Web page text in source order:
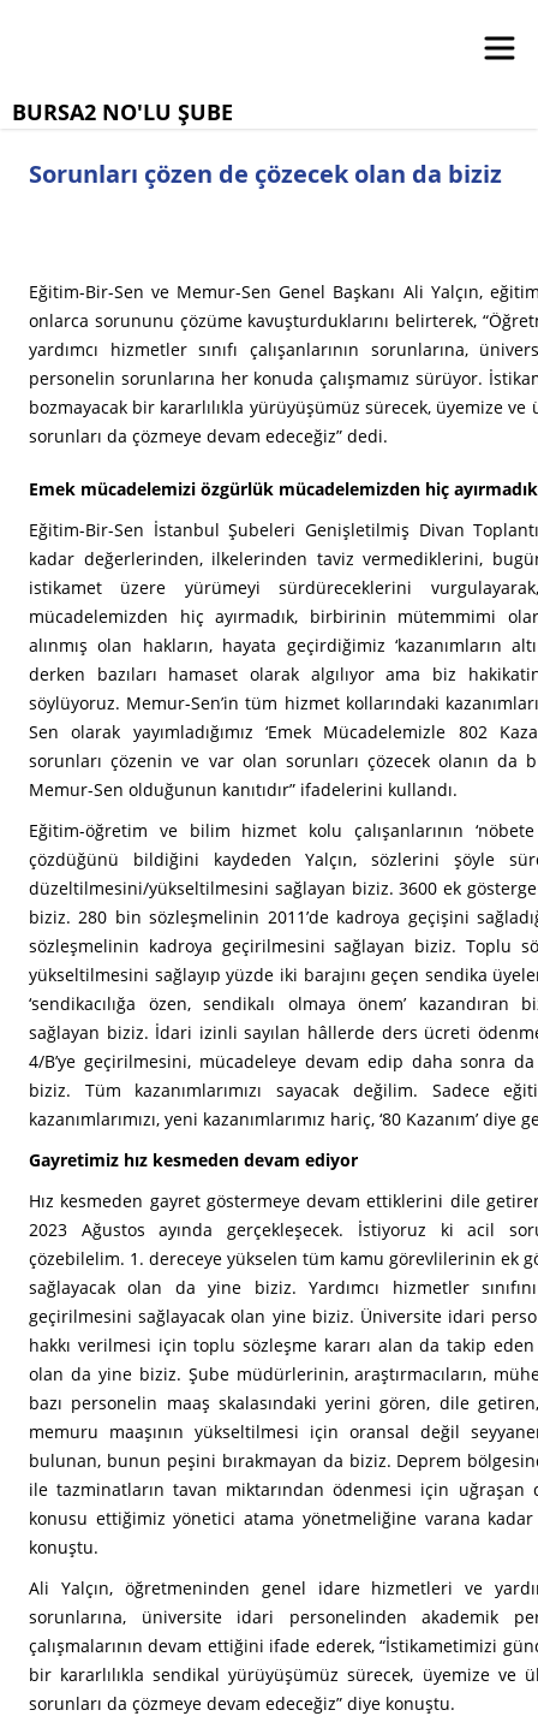
BURSA2 NO'LU ŞUBE
Sorunları çözen de çözecek olan da biziz
Eğitim-Bir-Sen ve Memur-Sen Genel Başkanı Ali Yalçın,
onlarca sorununu çözüme kavuşturduklarını belirterek,
yardımcı hizmetler sınıfı çalışanlarının sorunlarına,
personelin sorunlarına her konuda çalışmamız sürüyor.
bozmayacak bir kararlılıkla yürüyüşümüz sürecek, üyemize ve
sorunları da çözmeye devam edeceğiz” dedi.
Emek mücadelemizi özgürlük mücadelemizden hiç
Eğitim-Bir-Sen İstanbul Şubeleri Genişletilmiş Divan
kadar değerlerinden, ilkelerinden taviz vermediklerini,
istikamet üzere yürümeyi sürdüreceklerini
mücadelemizden hiç ayırmadık, birbirinin mütemmimi
alınmış olan hakların, hayata geçirdiğimiz ‘kazanımların
derken bazıları hamaset olarak algılıyor ama biz
söylüyoruz. Memur-Sen’in tüm hizmet kollarındaki
Sen olarak yayımladığımız ‘Emek Mücadelemizle 802
sorunları çözenin ve var olan sorunları çözecek olanın da
Memur-Sen olduğunun kanıtıdır” ifadelerini kullandı.
Eğitim-öğretim ve bilim hizmet kolu çalışanlarının
çözdüğünü bildiğini kaydeden Yalçın, sözlerini şöyle
düzeltilmesini/yükseltilmesini sağlayan biziz. 3600 ek
biziz. 280 bin sözleşmelinin 2011’de kadroya geçişini
sözleşmelinin kadroya geçirilmesini sağlayan biziz. Toplu
yükseltilmesini sağlayıp yüzde iki barajını geçen sendika
‘sendikacılığa özen, sendikalı olmaya önem’ kazandıran
sağlayan biziz. İdari izinli sayılan hâllerde ders ücreti
4/B’ye geçirilmesini, mücadeleye devam edip daha sonra
biziz. Tüm kazanımlarımızı sayacak değilim. Sadece
kazanımlarımızı, yeni kazanımlarımız hariç, ‘80 Kazanım’ diye
Gayretimiz hız kesmeden devam ediyor
Hız kesmeden gayret göstermeye devam ettiklerini dile
2023 Ağustos ayında gerçekleşecek. İstiyoruz ki acil
çözebilelim. 1. dereceye yükselen tüm kamu görevlilerinin ek
sağlayacak olan da yine biziz. Yardımcı hizmetler
geçirilmesini sağlayacak olan yine biziz. Üniversite idari
hakkı verilmesi için toplu sözleşme kararı alan da takip
olan da yine biziz. Şube müdürlerinin, araştırmacıların,
bazı personelin maaş skalasındaki yerini gören, dile
memuru maaşının yükseltilmesi için oransal değil
bulunan, bunun peşini bırakmayan da biziz. Deprem
ile tazminatların tavan miktarından ödenmesi için
konusu ettiğimiz yönetici atama yönetmeliğine varana
konuştu.
Ali Yalçın, öğretmeninden genel idare hizmetleri ve
sorunlarına, üniversite idari personelinden akademik
çalışmalarının devam ettiğini ifade ederek, “İstikametimizi
bir kararlılıkla sendikal yürüyüşümüz sürecek, üyemize ve
sorunları da çözmeye devam edeceğiz” diye konuştu.